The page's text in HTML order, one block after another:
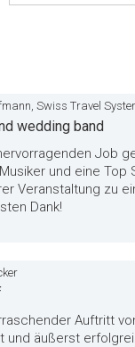
Swiss Travel
wedding band
Job
und eine Top
Veranstaltung zu
Dank!
Auftritt
und äußerst